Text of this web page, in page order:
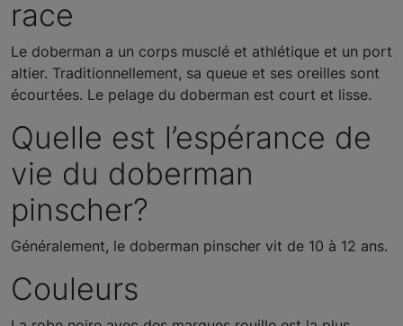
race
Le doberman a un corps musclé et athlétique et un port
altier. Traditionnellement, sa queue et ses oreilles sont
écourtées. Le pelage du doberman est court et lisse.
Quelle est l’espérance de
vie du doberman
pinscher?
Généralement, le doberman pinscher vit de 10 à 12 ans.
Couleurs